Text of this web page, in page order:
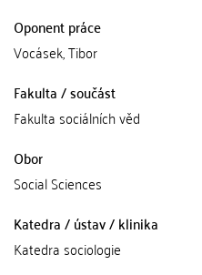
Oponent práce
Vocásek, Tibor
Fakulta / součást
Fakulta sociálních věd
Obor
Social Sciences
Katedra / ústav / klinika
Katedra sociologie